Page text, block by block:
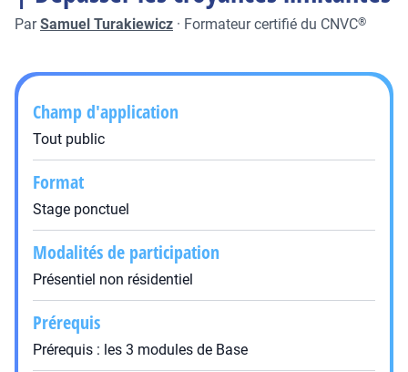
ParSamuel Turakiewicz · Formateur certifié du CNVC®
Champ d'application
Tout public
Format
Stage ponctuel
Modalités de participation
Présentiel non résidentiel
Prérequis
Prérequis : les 3 modules de Base